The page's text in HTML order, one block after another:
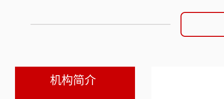
机构简介